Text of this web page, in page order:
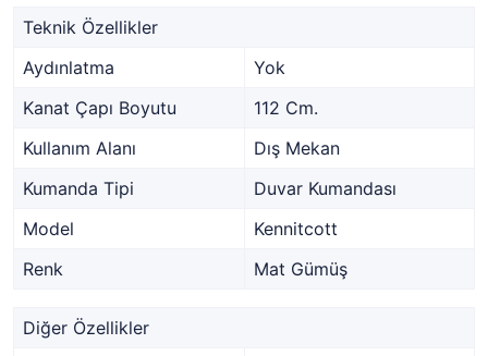
Teknik Özellikler
Aydınlatma
Yok
Kanat Çapı Boyutu
112 Cm.
Kullanım Alanı
Dış Mekan
Kumanda Tipi
Duvar Kumandası
Model
Kennitcott
Renk
Mat Gümüş
Diğer Özellikler